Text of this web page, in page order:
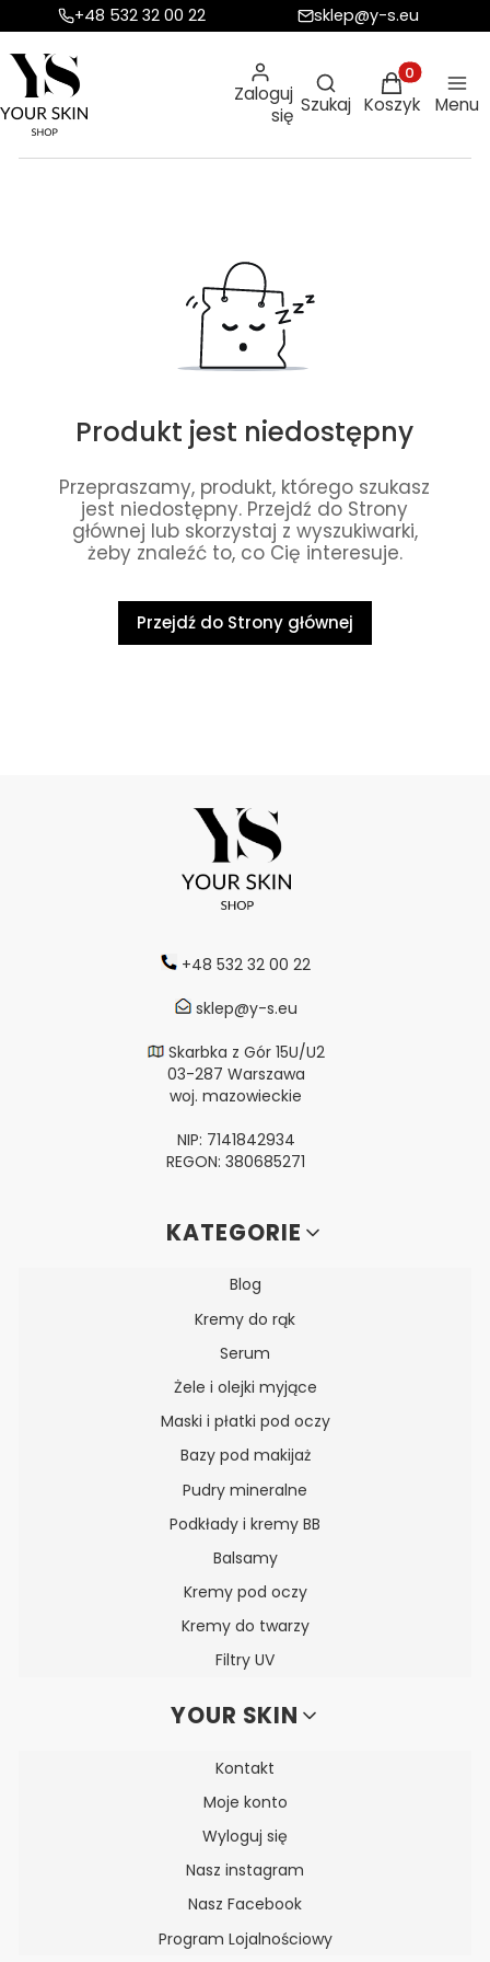
+48 532 32 00 22 sklep@y-s.eu
Zaloguj
się
Otwórz
Szukaj
Produkty w
Koszyk Menu
Produkt jest niedostępny
Przepraszamy, produkt, którego szukasz
jest niedostępny. Przejdź do Strony
głównej lub skorzystaj z wyszukiwarki,
żeby znaleźć to, co Cię interesuje.
Przejdź do Strony głównej
+48 532 32 00 22
sklep@y-s.eu
Skarbka z Gór 15U/U2
03-287 Warszawa
woj. mazowieckie
NIP: 7141842934
REGON: 380685271
Linki w stopceKATEGORIE
Blog
Kremy do rąk
Serum
Żele i olejki myjące
Maski i płatki pod oczy
Bazy pod makijaż
Pudry mineralne
Podkłady i kremy BB
Balsamy
Kremy pod oczy
Kremy do twarzy
Filtry UV
YOUR SKIN
Kontakt
Moje konto
Wyloguj się
Nasz instagram
Nasz Facebook
Program Lojalnościowy